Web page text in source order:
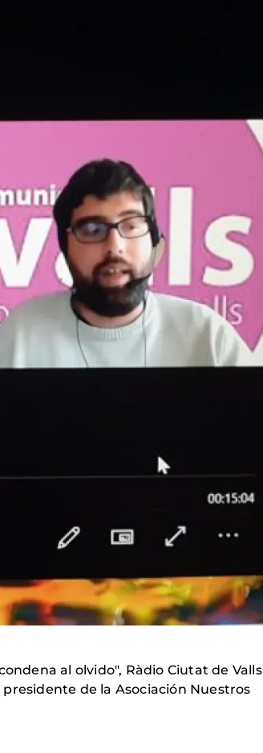
al olvido", Ràdio Ciutat de Valls
de la Asociación Nuestros